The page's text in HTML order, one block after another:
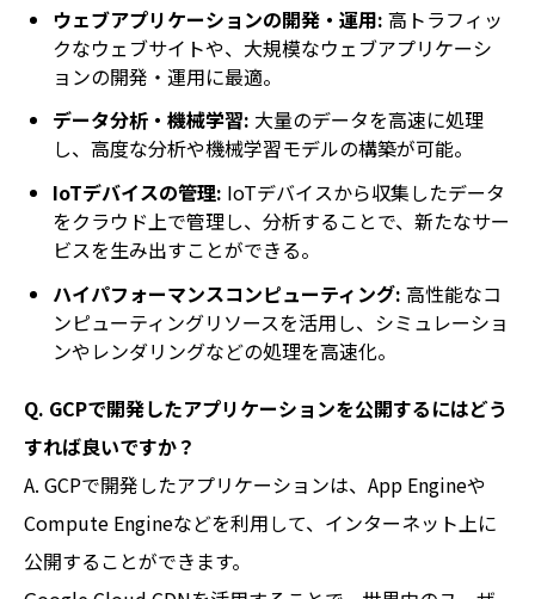
ウェブアプリケーションの開発・運用: 高トラフィッ
クなウェブサイトや、大規模なウェブアプリケーシ
ョンの開発・運用に最適。
データ分析・機械学習: 大量のデータを高速に処理
し、高度な分析や機械学習モデルの構築が可能。
IoTデバイスの管理: IoTデバイスから収集したデータ
をクラウド上で管理し、分析することで、新たなサー
ビスを生み出すことができる。
ハイパフォーマンスコンピューティング: 高性能なコ
ンピューティングリソースを活用し、シミュレーショ
ンやレンダリングなどの処理を高速化。
Q. GCPで開発したアプリケーションを公開するにはどう
すれば良いですか？
A. GCPで開発したアプリケーションは、App Engineや
Compute Engineなどを利用して、インターネット上に
公開することができます。